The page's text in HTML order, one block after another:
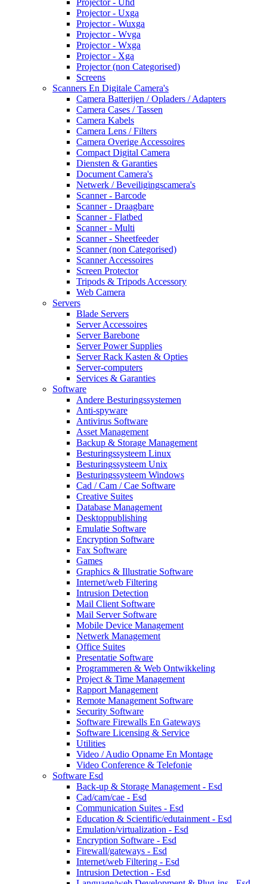
Projector - Uxga
Projector - Wuxga
Projector - Wvga
Projector - Wxga
Projector - Xga
Projector (non Categorised)
Screens
Scanners En Digitale Camera's
Camera Batterijen / Opladers / Adapters
Camera Cases / Tassen
Camera Kabels
Camera Lens / Filters
Camera Overige Accessoires
Compact Digital Camera
Diensten & Garanties
Document Camera's
Netwerk / Beveiligingscamera's
Scanner - Barcode
Scanner - Draagbare
Scanner - Flatbed
Scanner - Multi
Scanner - Sheetfeeder
Scanner (non Categorised)
Scanner Accessoires
Screen Protector
Tripods & Tripods Accessory
Web Camera
Servers
Blade Servers
Server Accessoires
Server Barebone
Server Power Supplies
Server Rack Kasten & Opties
Server-computers
Services & Garanties
Software
Andere Besturingssystemen
Anti-spyware
Antivirus Software
Asset Management
Backup & Storage Management
Besturingssysteem Linux
Besturingssysteem Unix
Besturingssysteem Windows
Cad / Cam / Cae Software
Creative Suites
Database Management
Desktoppublishing
Emulatie Software
Encryption Software
Fax Software
Games
Graphics & Illustratie Software
Internet/web Filtering
Intrusion Detection
Mail Client Software
Mail Server Software
Mobile Device Management
Netwerk Management
Office Suites
Presentatie Software
Programmeren & Web Ontwikkeling
Project & Time Management
Rapport Management
Remote Management Software
Security Software
Software Firewalls En Gateways
Software Licensing & Service
Utilities
Video / Audio Opname En Montage
Video Conference & Telefonie
Software Esd
Back-up & Storage Management - Esd
Cad/cam/cae - Esd
Communication Suites - Esd
Education & Scientific/edutainment - Esd
Emulation/virtualization - Esd
Encryption Software - Esd
Firewall/gateways - Esd
Internet/web Filtering - Esd
Intrusion Detection - Esd